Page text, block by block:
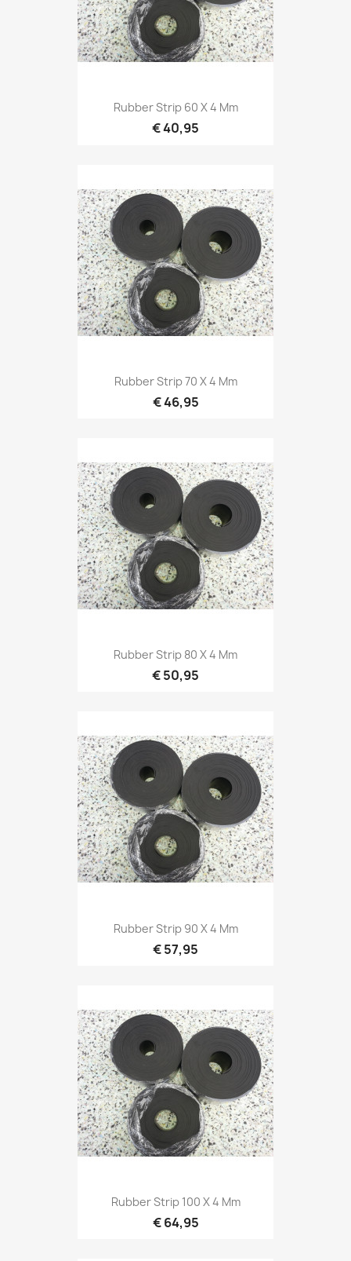
Rubber Strip 60 X 4 Mm
€ 40,95
Rubber Strip 70 X 4 Mm
€ 46,95
Rubber Strip 80 X 4 Mm
€ 50,95
Rubber Strip 90 X 4 Mm
€ 57,95
Rubber Strip 100 X 4 Mm
€ 64,95